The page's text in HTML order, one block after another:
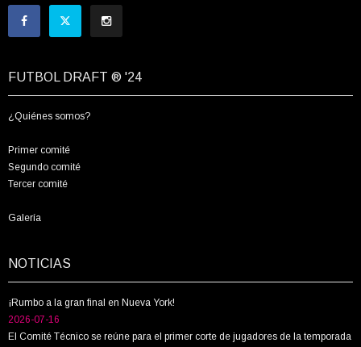
FUTBOL DRAFT ® '24
¿Quiénes somos?
Primer comité
Segundo comité
Tercer comité
Galería
NOTICIAS
¡Rumbo a la gran final en Nueva York!
2026-07-16
El Comité Técnico se reúne para el primer corte de jugadores de la temporada